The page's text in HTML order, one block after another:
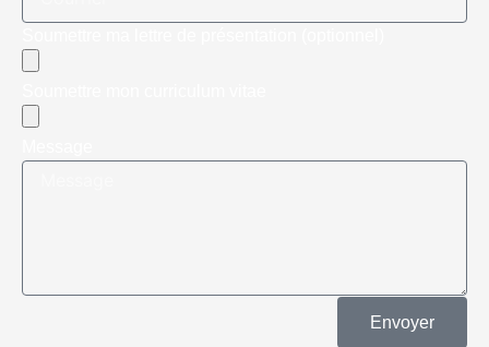
Envoyer